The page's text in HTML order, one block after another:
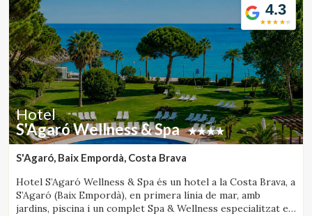
4.3
Hotel
S'Agaró Wellness & Spa
S'Agaró, Baix Empordà, Costa Brava
Hotel S’Agaró Wellness & Spa és un hotel a la Costa Brava, a
S’Agaró (Baix Empordà), en primera línia de mar, amb
jardins, piscina i un complet Spa & Wellness especialitzat en